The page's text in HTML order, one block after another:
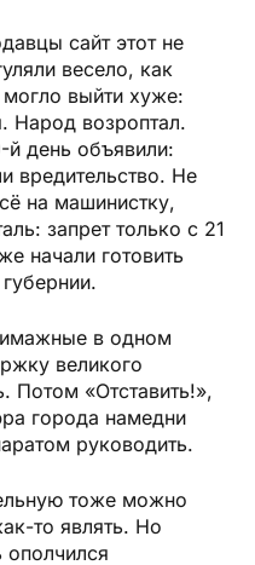
сайт этот не
весело, как
выйти хуже:
Народ возроптал.
день объявили:
вредительство. Не
на машинистку,
запрет только с 21
начали готовить
в одном
великого
Потом «Отставить!»,
города намедни
руководить.
тоже можно
то являть. Но
ополчился